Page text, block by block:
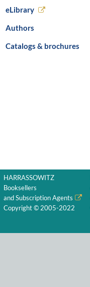
eLibrary
Authors
Catalogs & brochures
HARRASSOWITZ
Booksellers
and Subscription Agents
Copyright © 2005-2022